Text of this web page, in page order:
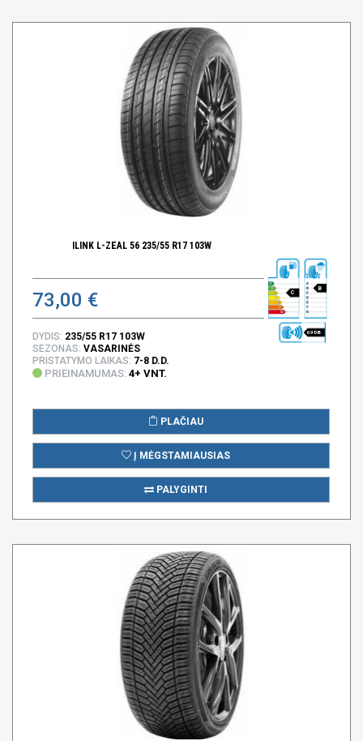
ILINK L-ZEAL 56 235/55 R17 103W
73,00 € C
B
69 DB
DYDIS: 235/55 R17 103W
SEZONAS: VASARINĖS
PRISTATYMO LAIKAS: 7-8 D.D.
PRIEINAMUMAS: 4+ VNT.
PLAČIAU
Į MĖGSTAMIAUSIAS
PALYGINTI